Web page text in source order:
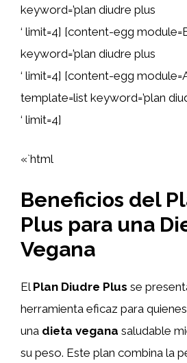
keyword=’plan diudre plus
‘ limit=4] [content-egg
keyword=’plan diudre plus
‘ limit=4] [content-egg
template=list keyword=’plan
‘ limit=4]
«`html
Beneficios del
Plus para una
Vegana
El Plan Diudre Plus se
herramienta eficaz para
una dieta vegana saludable
su peso. Este plan combina la